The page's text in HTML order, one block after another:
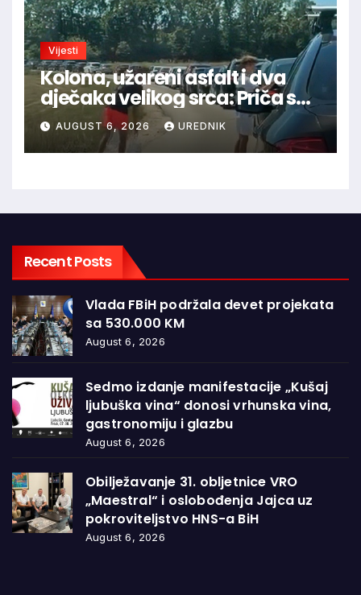
Vijesti
Kolona, užareni asfalt i dva
dječaka velikog srca: Priča s
granice oduševila regiju
AUGUST 6, 2026 UREDNIK
Recent Posts
Vlada FBiH podržala devet projekata
sa 530.000 KM
August 6, 2026
Sedmo izdanje manifestacije „Kušaj
ljubuška vina“ donosi vrhunska vina,
gastronomiju i glazbu
August 6, 2026
Obilježavanje 31. obljetnice VRO
„Maestral“ i oslobođenja Jajca uz
pokroviteljstvo HNS-a BiH
August 6, 2026